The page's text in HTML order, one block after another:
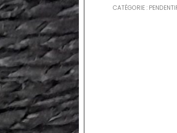
CATÉGORIE :